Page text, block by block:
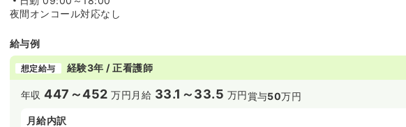
夜間オンコール対応なし
給与例
想定給与 経験3年 / 正看護師
年収447～452 万円 月給 33.1～33.5 万円賞与50万円
月給内訳